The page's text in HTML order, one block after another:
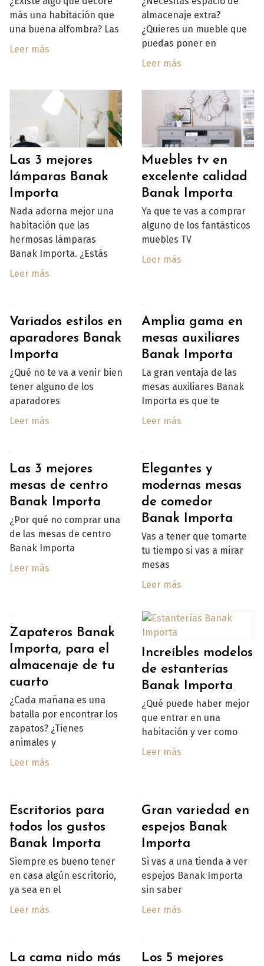
más una habitación que
una buena alfombra? Las
Leer más
almacenaje extra?
¿Quieres un mueble que
puedas poner en
Leer más
Las 3 mejores
lámparas Banak
Importa
Nada adorna mejor una
habitación que las
hermosas lámparas
Banak Importa. ¿Estás
Leer más
Muebles tv en
excelente calidad
Banak Importa
Ya que te vas a comprar
alguno de los fantásticos
muebles TV
Leer más
Variados estilos en
aparadores Banak
Importa
¿Qué no te va a venir bien
tener alguno de los
aparadores
Leer más
Amplia gama en
mesas auxiliares
Banak Importa
La gran ventaja de las
mesas auxiliares Banak
Importa es que te
Leer más
Las 3 mejores
mesas de centro
Banak Importa
¿Por qué no comprar una
de las mesas de centro
Banak Importa
Leer más
Elegantes y
modernas mesas
de comedor
Banak Importa
Vas a tener que tomarte
tu tiempo si vas a mirar
mesas
Leer más
Zapateros Banak
Importa, para el
almacenaje de tu
cuarto
¿Cada mañana es una
batalla por encontrar los
zapatos? ¿Tienes
animales y
Leer más
Increíbles modelos
de estanterías
Banak Importa
¿Qué puede haber mejor
que entrar en una
habitación y ver como
Leer más
Escritorios para
todos los gustos
Banak Importa
Siempre es bueno tener
en casa algún escritorio,
ya sea en el
Leer más
Gran variedad en
espejos Banak
Importa
Si vas a una tienda a ver
espejos Banak Importa
sin saber
Leer más
La cama nido más Los 5 mejores